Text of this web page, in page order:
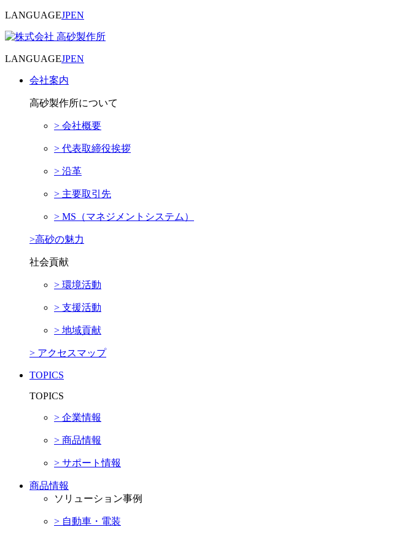
LANGUAGEJPEN
LANGUAGEJPEN
会社案内
高砂製作所について
> 会社概要
> 代表取締役挨拶
> 沿革
> 主要取引先
> MS（マネジメントシステム）
>高砂の魅力
社会貢献
> 環境活動
> 支援活動
> 地域貢献
> アクセスマップ
TOPICS
TOPICS
> 企業情報
> 商品情報
> サポート情報
商品情報
ソリューション事例
> 自動車・電装